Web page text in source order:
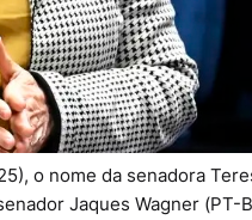
o nome da senadora
Jaques Wagner (PT-